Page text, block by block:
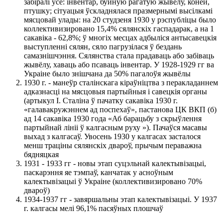
птушку; сітуацыя ўскладнялася празмернымі высілкамі
мясцовай улады: на 20 студзеня 1930 у рэспубліцы было
коллективизировано 15,4% сялянскіх гаспадарак, а на 1
сакавіка - 62,8%; ў многіх месцах адбыліся антысавецкія
выступленні сялян, сяло пагрузілася ў бездань
самазнішчэння. Сялянства стала прадаваць або забіваць
жывёлу, хаваць або псаваць інвентар. У 1928-1929 гг ва
Украіне было знішчана да 50% пагалоўя жывёлы
1930 г. - манеўр сталінскага кіраўніцтва з перакладаннем
адказнасці на мясцовыя партыйныя і савецкія органы
(артыкул І. Сталіна ў пачатку сакавіка 1930 г.
«галавакружэннем ад поспехаў», пастанова ЦК ВКП (б)
ад 14 сакавіка 1930 года «Аб барацьбу з скрыўлення
партыйнай лініі ў калгасным руху »). Пачаўся масавы
выхад з калгасаў. Увосень 1930 у калгасах засталося
менш траціны сялянскіх двароў, прычым пераважна
бядняцкая
1931 - 1933 гг - новы этап суцэльнай калектывізацыі,
паскарэння яе тэмпаў, канчатак у асноўным
калектывізацыі ў Украіне (коллективизировано 70%
двароў)
1934-1937 гг - завяршальны этап калектывізацыі. У 1937
г. калгасы мелі 96,1% пасяўных плошчаў